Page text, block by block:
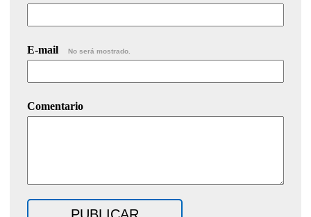
E-mail No será mostrado.
Comentario